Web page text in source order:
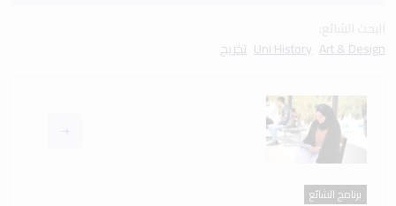
Art & Design
Uni History تخريج
برنامج الشائع